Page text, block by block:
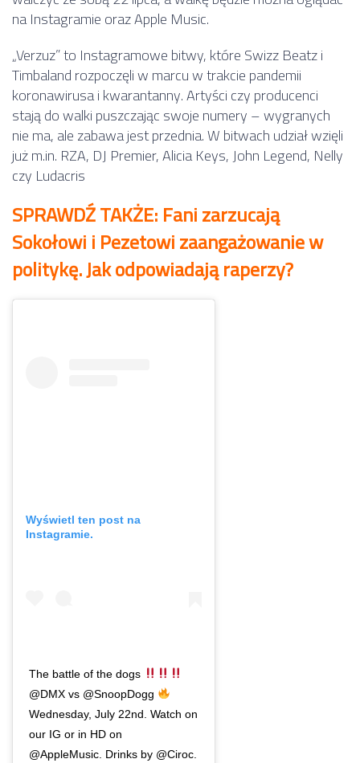
na Instagramie oraz Apple Music.
„Verzuz” to Instagramowe bitwy, które Swizz Beatz i
Timbaland rozpoczęli w marcu w trakcie pandemii
koronawirusa i kwarantanny. Artyści czy producenci
stają do walki puszczając swoje numery – wygranych
nie ma, ale zabawa jest przednia. W bitwach udział wzięli
już m.in. RZA, DJ Premier, Alicia Keys, John Legend, Nelly
czy Ludacris
SPRAWDŹ TAKŻE: Fani zarzucają
Sokołowi i Pezetowi zaangażowanie w
politykę. Jak odpowiadają raperzy?
Wyświetl ten post na
Instagramie.
The battle of the dogs
@DMX vs @SnoopDogg
Wednesday, July 22nd. Watch on
our IG or in HD on
@AppleMusic. Drinks by @Ciroc.